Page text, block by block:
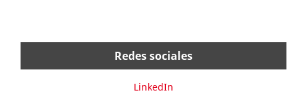
Redes sociales
LinkedIn